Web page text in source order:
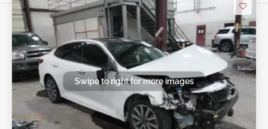
Swipe to right for more images